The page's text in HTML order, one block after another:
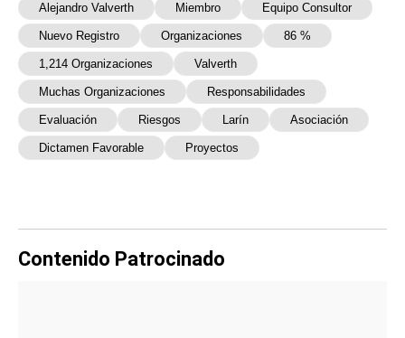
Alejandro Valverth Miembro Equipo Consultor
Nuevo Registro Organizaciones 86 %
1,214 Organizaciones Valverth
Muchas Organizaciones Responsabilidades
Evaluación Riesgos Larín Asociación
Dictamen Favorable Proyectos
Contenido Patrocinado